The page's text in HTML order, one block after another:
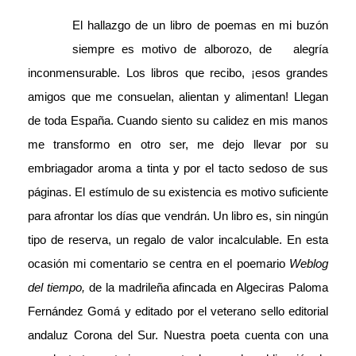
El hallazgo de un libro de poemas en mi buzón
siempre es motivo de alborozo, de alegría
inconmensurable. Los libros que recibo, ¡esos grandes
amigos que me consuelan, alientan y alimentan! Llegan
de toda España. Cuando siento su calidez en mis manos
me transformo en otro ser, me dejo llevar por su
embriagador aroma a tinta y por el tacto sedoso de sus
páginas. El estímulo de su existencia es motivo suficiente
para afrontar los días que vendrán. Un libro es, sin ningún
tipo de reserva, un regalo de valor incalculable. En esta
ocasión mi comentario se centra en el poemario Weblog
del tiempo, de la madrileña afincada en Algeciras Paloma
Fernández Gomá y editado por el veterano sello editorial
andaluz Corona del Sur. Nuestra poeta cuenta con una